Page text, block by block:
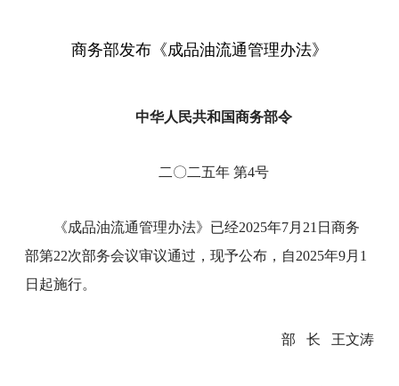
商务部发布《成品油流通管理办法》
中华人民共和国商务部令
二〇二五年 第4号
《成品油流通管理办法》已经2025年7月21日商务
部第22次部务会议审议通过，现予公布，自2025年9月1
日起施行。
部 长 王文涛